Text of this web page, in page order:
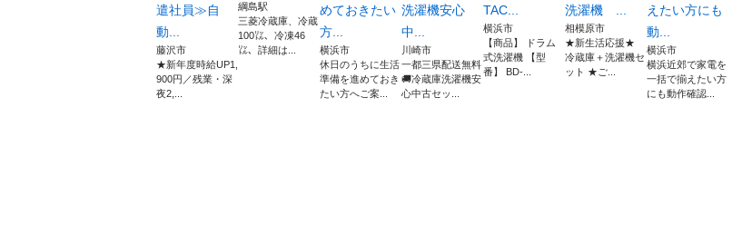
遣社員≫自
動...
藤沢市
★新年度時給UP1,
900円／残業・深
夜2,...
綱島駅
三菱冷蔵庫、冷蔵
100㍑、冷凍46
㍑、詳細は...
めておきたい
方...
横浜市
休日のうちに生活
準備を進めておき
たい方へご案...
洗濯機安心
中...
川崎市
一都三県配送無料
🚚冷蔵庫洗濯機安
心中古セッ...
TAC...
横浜市
【商品】 ドラム
式洗濯機 【型
番】 BD-...
洗濯機 ...
相模原市
★新生活応援★
冷蔵庫＋洗濯機セ
ット ★ご...
えたい方にも
動...
横浜市
横浜近郊で家電を
一括で揃えたい方
にも動作確認...